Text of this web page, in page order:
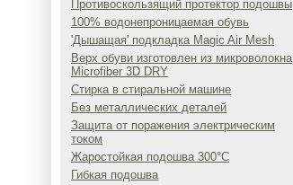
Противоскользящий протектор подошвы
100% водонепроницаемая обувь
'Дышащая' подкладка Magic Air Mesh
Верх обуви изготовлен из микроволокна
Microfiber 3D DRY
Стирка в стиральной машине
Без металлических деталей
Защита от поражения электрическим
током
Жаростойкая подошва 300°C
Гибкая подошва